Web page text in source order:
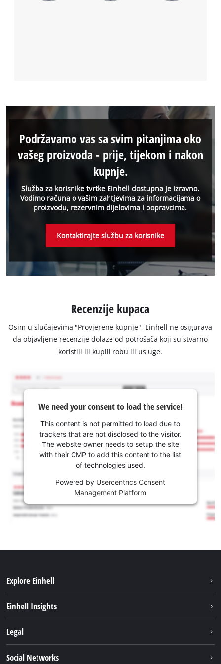
Služba za korisnike tvrtke Einhell dostupna je izravno.
Vodimo računa o vašim zahtjevima za informacijama o
proizvodu, rezervnim dijelovima i popravcima.
Podržavamo vas sa svim pitanjima oko
vašeg proizvoda - prije, tijekom i nakon
kupnje.
Kontaktirajte službu za korisnike
Recenzije kupaca
Osim u slučajevima "Provjerene kupnje", Einhell ne osigurava
da objavljene recenzije dolaze od potrošača koji su stvarno
koristili ili kupili robu ili usluge.
We need your consent to load the service!
This content is not permitted to load due to
trackers that are not disclosed to the visitor.
The website owner needs to setup the site
with their CMP to add this content to the list
of technologies used.
Powered by Usercentrics Consent
Management Platform
Explore Einhell
Usluge
Einhell Insights
Einhell globalno
Legal
Social Networks